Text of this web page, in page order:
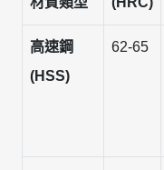
高速鋼
(HSS)
62-65